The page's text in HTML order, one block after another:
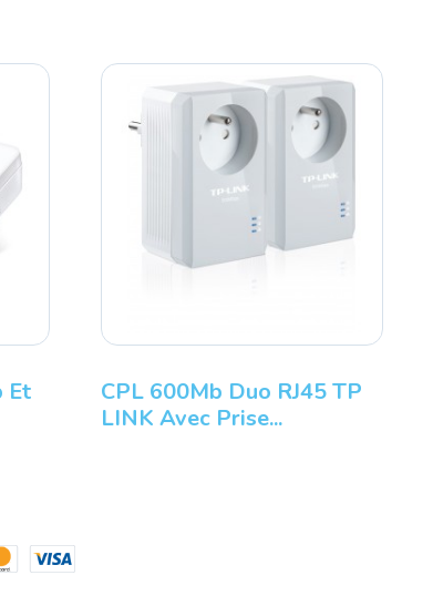
Et
CPL 600Mb Duo RJ45 TP
LINK Avec Prise...